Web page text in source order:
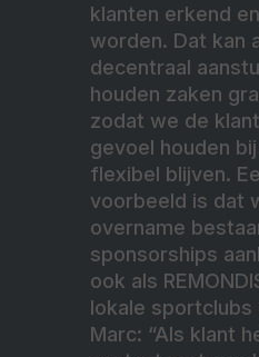
klanten erkend
worden. Dat kan
decentraal
houden zaken
zodat we de
gevoel houden
flexibel blijven.
voorbeeld is dat
overname
sponsorships
ook als
lokale sportclubs
Marc: “Als klant